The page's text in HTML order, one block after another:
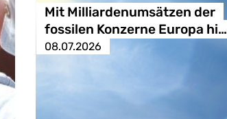
Mit Milliardenumsätzen der
fossilen Konzerne Europa hi…
08.07.2026